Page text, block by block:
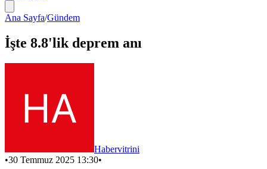
Ana Sayfa/Gündem
İşte 8.8'lik deprem anı
Habervitrini
•30 Temmuz 2025 13:30•